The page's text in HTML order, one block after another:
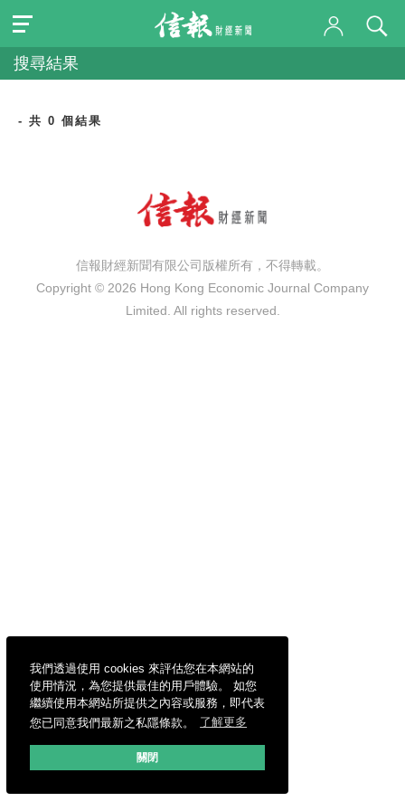
我們透過使用 cookies 來評估您在本網站的
使用情況，為您提供最佳的用戶體驗。 如您
繼續使用本網站所提供之內容或服務，即代表
您已同意我們最新之私隱條款。
了解更多
關閉
搜尋結果
- 共 0 個結果
信報財經新聞有限公司版權所有，不得轉載。
Copyright © 2026 Hong Kong Economic Journal Company
Limited. All rights reserved.